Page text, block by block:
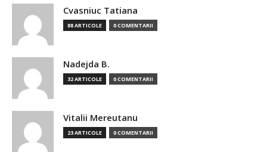
Cvasniuc Tatiana
88 ARTICOLE 0 COMENTARII
Nadejda B.
32 ARTICOLE 0 COMENTARII
Vitalii Mereutanu
23 ARTICOLE 0 COMENTARII